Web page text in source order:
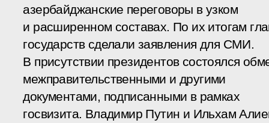
азербайджанские переговоры в узком
и расширенном составах. По их итогам
государств сделали заявления для СМИ.
В присутствии президентов состоялся
межправительственными и другими
документами, подписанными в рамках
госвизита. Владимир Путин и Ильхам